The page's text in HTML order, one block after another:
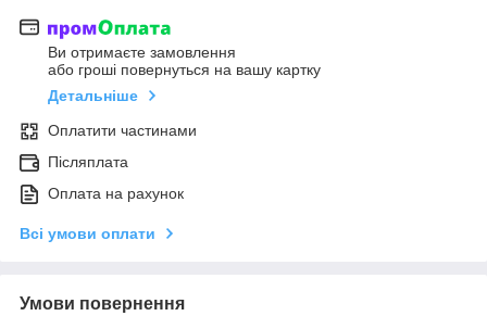
Ви отримаєте замовлення
або гроші повернуться на вашу картку
Детальніше
Оплатити частинами
Післяплата
Оплата на рахунок
Всі умови оплати
Умови повернення